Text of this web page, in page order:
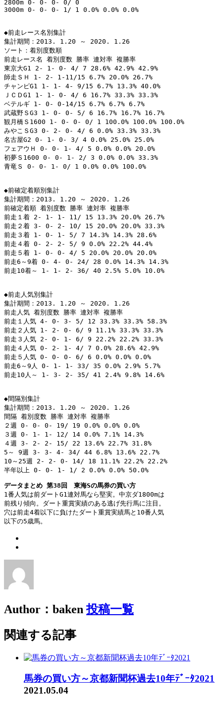
2800m 0- 0- 0- 0/ 0
3000m 0- 0- 0- 1/ 1 0.0% 0.0% 0.0%
◆前走レース名別集計
集計期間：2013. 1.20 ～ 2020. 1.26
ソート：着別度数順
前走レース名 着別度数 勝率 連対率 複勝率
東京大G1 2- 1- 0- 4/ 7 28.6% 42.9% 42.9%
師走ＳＨ 1- 2- 1-11/15 6.7% 20.0% 26.7%
チャンピG1 1- 1- 4- 9/15 6.7% 13.3% 40.0%
ＪＣＤG1 1- 1- 0- 4/ 6 16.7% 33.3% 33.3%
ベテルギ 1- 0- 0-14/15 6.7% 6.7% 6.7%
武蔵野ＳG3 1- 0- 0- 5/ 6 16.7% 16.7% 16.7%
観月橋Ｓ1600 1- 0- 0- 0/ 1 100.0% 100.0% 100.0%
みやこＳG3 0- 2- 0- 4/ 6 0.0% 33.3% 33.3%
名古屋G2 0- 1- 0- 3/ 4 0.0% 25.0% 25.0%
フェアウＨ 0- 0- 1- 4/ 5 0.0% 0.0% 20.0%
初夢Ｓ1600 0- 0- 1- 2/ 3 0.0% 0.0% 33.3%
青竜Ｓ 0- 0- 1- 0/ 1 0.0% 0.0% 100.0%
◆前確定着順別集計
集計期間：2013. 1.20 ～ 2020. 1.26
前確定着順 着別度数 勝率 連対率 複勝率
前走１着 2- 1- 1- 11/ 15 13.3% 20.0% 26.7%
前走２着 3- 0- 2- 10/ 15 20.0% 20.0% 33.3%
前走３着 1- 0- 1- 5/ 7 14.3% 14.3% 28.6%
前走４着 0- 2- 2- 5/ 9 0.0% 22.2% 44.4%
前走５着 1- 0- 0- 4/ 5 20.0% 20.0% 20.0%
前走6～9着 0- 4- 0- 24/ 28 0.0% 14.3% 14.3%
前走10着～ 1- 1- 2- 36/ 40 2.5% 5.0% 10.0%
◆前走人気別集計
集計期間：2013. 1.20 ～ 2020. 1.26
前走人気 着別度数 勝率 連対率 複勝率
前走１人気 4- 0- 3- 5/ 12 33.3% 33.3% 58.3%
前走２人気 1- 2- 0- 6/ 9 11.1% 33.3% 33.3%
前走３人気 2- 0- 1- 6/ 9 22.2% 22.2% 33.3%
前走４人気 0- 2- 1- 4/ 7 0.0% 28.6% 42.9%
前走５人気 0- 0- 0- 6/ 6 0.0% 0.0% 0.0%
前走6～9人 0- 1- 1- 33/ 35 0.0% 2.9% 5.7%
前走10人～ 1- 3- 2- 35/ 41 2.4% 9.8% 14.6%
◆間隔別集計
集計期間：2013. 1.20 ～ 2020. 1.26
間隔 着別度数 勝率 連対率 複勝率
２週 0- 0- 0- 19/ 19 0.0% 0.0% 0.0%
３週 0- 1- 1- 12/ 14 0.0% 7.1% 14.3%
４週 3- 2- 2- 15/ 22 13.6% 22.7% 31.8%
5～ 9週 3- 3- 4- 34/ 44 6.8% 13.6% 22.7%
10～25週 2- 2- 0- 14/ 18 11.1% 22.2% 22.2%
半年以上 0- 0- 1- 1/ 2 0.0% 0.0% 50.0%
データまとめ 第38回　東海Sの馬券の買い方
1番人気は前ダートG1連対馬なら堅実。中京ダ1800mは
前残り傾向。ダート重賞実績のある逃げ先行馬に注目。
穴は前走4着以下に負けたダート重賞実績馬と10番人気
以下の5歳馬。
Author：baken投稿一覧
関連する記事
馬券の買い方～京都新聞杯過去10年ﾃﾞｰﾀ2021
2021.05.04